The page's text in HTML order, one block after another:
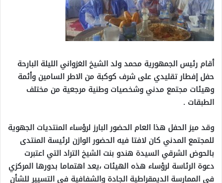
أقام رئيس الجمهورية محمد ولد الشيخ الغزواني الليلة البارحة
حفل إفطار تقليدي على شرف كوكبة من الاطر السامين وأئمة
وهيئات مجتمع مدني وشخصيات وطنية مرجعية من مختلف
الطبقات .
وقد ميز الحفل هذا العام الحضور البارز لرؤساء المنتديات الجهوية
للمجتمع المدني كان لافتا فيه الحضور الوازن لرئيسة المنتدى
بالحوض الشرقي السيدة هندو بنت الشيخ التراد التي اعتبرت
دعوة الرئاسة لرؤساء هذه الهيئات ،يعد اهتماما بدورها المركزي
في الممارسة الديمقراطية الجادة والشفافية في التسيير للشأن